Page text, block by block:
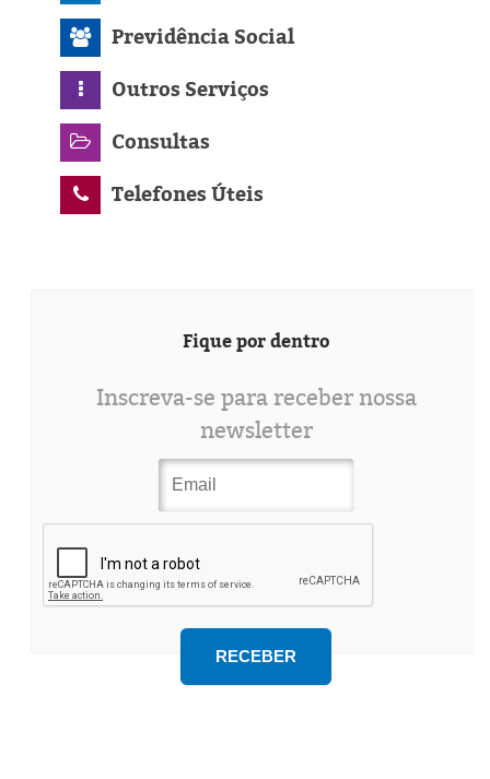
Previdência Social
Outros Serviços
Consultas
Telefones Úteis
Fique por dentro
Inscreva-se para receber nossa
newsletter